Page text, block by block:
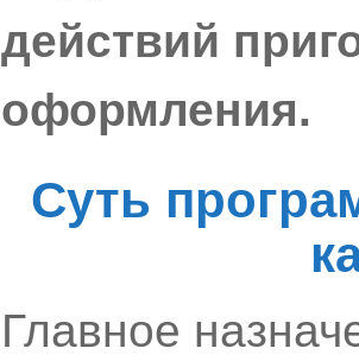
действий
оформления.
Суть
Главное